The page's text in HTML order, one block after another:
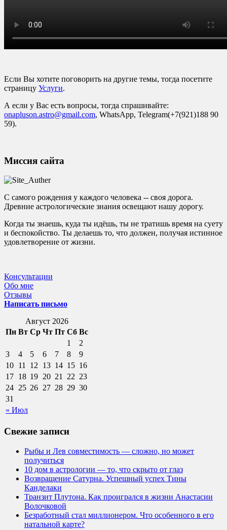
Если Вы хотите поговорить на другие темы, тогда посетите
страницу Услуги.
А если у Вас есть вопросы, тогда спрашивайте:
onapluson.astro@gmail.com, WhatsApp, Telegram(+7(921)188 90
59).
Миссия сайта
С самого рождения у каждого человека -- своя дорога.
Древние астрологические знания освещают нашу дорогу.
Когда ты знаешь, куда ты идёшь, ты не тратишь время на суету
и беспокойство. Ты делаешь то, что должен, получая истинное
удовлетворение от жизни.
Консультации
Обо мне
Отзывы
Написать письмо
Август 2026
Пн Вт Ср Чт Пт Сб Вс
« Июл
1
2
3
4 5 6 7 8
9
10 11 12 13 14 15 16
17 18 19 20 21 22 23
24 25 26 27 28 29 30
31
Свежие записи
Рыбы и Лев совместимость — сложно, но может
получиться
10 дом в астрологии — то, что скрыто от глаз
Возвращение Сатурна. Успешный успех Тины
Канделаки
Транзит Плутона. Как проигрался в жизни Анастасии
Волочковой
Безработный стал миллионером. Что особенного в его
натальной карте?